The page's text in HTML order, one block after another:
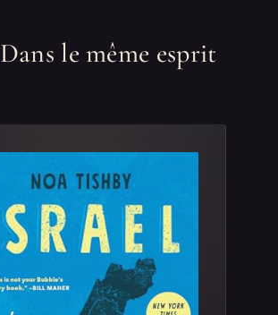
Dans le même esprit